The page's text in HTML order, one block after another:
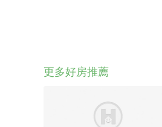
更多好房推薦